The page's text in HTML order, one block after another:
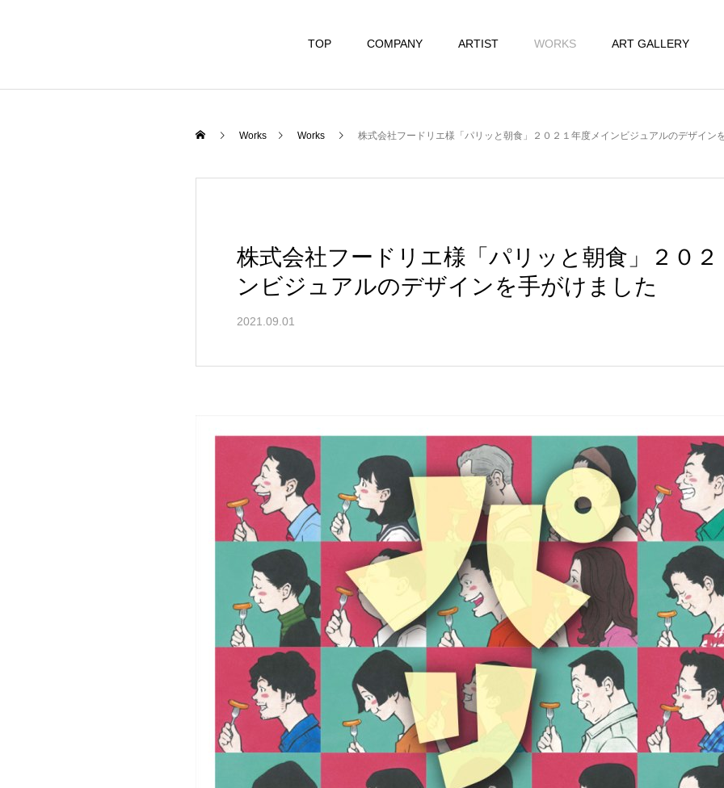
TOP COMPANY ARTIST WORKS ART GALLERY
Works Works 株式会社フードリエ様「パリッと朝食」２０２１年度メインビジュアルのデザイン
株式会社フードリエ様「パリッと朝食」２０
ンビジュアルのデザインを手がけました
2021.09.01